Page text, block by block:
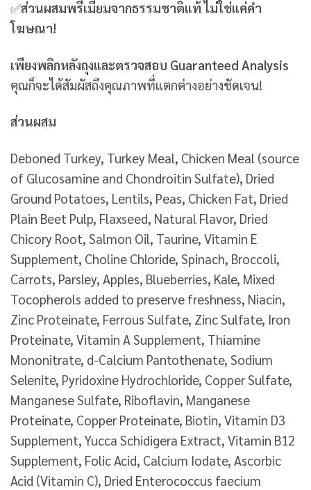
✅ส่วนผสมพรีเมียมจากธรรมชาติแท้ ไม่ใช่แค่คำ
โฆษณา!
เพียงพลิกหลังถุงและตรวจสอบ Guaranteed Analysis
คุณก็จะได้สัมผัสถึงคุณภาพที่แตกต่างอย่างชัดเจน!
ส่วนผสม
Deboned Turkey, Turkey Meal, Chicken Meal (source
of Glucosamine and Chondroitin Sulfate), Dried
Ground Potatoes, Lentils, Peas, Chicken Fat, Dried
Plain Beet Pulp, Flaxseed, Natural Flavor, Dried
Chicory Root, Salmon Oil, Taurine, Vitamin E
Supplement, Choline Chloride, Spinach, Broccoli,
Carrots, Parsley, Apples, Blueberries, Kale, Mixed
Tocopherols added to preserve freshness, Niacin,
Zinc Proteinate, Ferrous Sulfate, Zinc Sulfate, Iron
Proteinate, Vitamin A Supplement, Thiamine
Mononitrate, d-Calcium Pantothenate, Sodium
Selenite, Pyridoxine Hydrochloride, Copper Sulfate,
Manganese Sulfate, Riboflavin, Manganese
Proteinate, Copper Proteinate, Biotin, Vitamin D3
Supplement, Yucca Schidigera Extract, Vitamin B12
Supplement, Folic Acid, Calcium Iodate, Ascorbic
Acid (Vitamin C), Dried Enterococcus faecium